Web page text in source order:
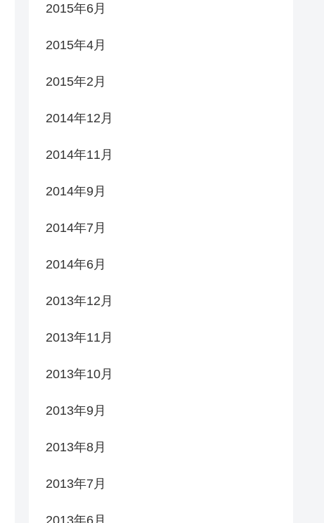
2015年6月
2015年4月
2015年2月
2014年12月
2014年11月
2014年9月
2014年7月
2014年6月
2013年12月
2013年11月
2013年10月
2013年9月
2013年8月
2013年7月
2013年6月